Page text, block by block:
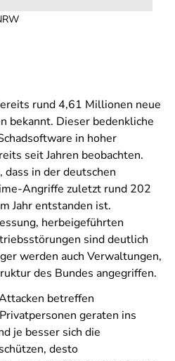
rund 4,61 Millionen neue
bekannt. Dieser bedenkliche
in hoher
seit Jahren beobachten.
in der deutschen
Angriffe zuletzt rund 202
Jahr entstanden ist.
herbeigeführten
sind deutlich
werden auch Verwaltungen,
des Bundes angegriffen.
betreffen
geraten ins
je besser sich die
desto